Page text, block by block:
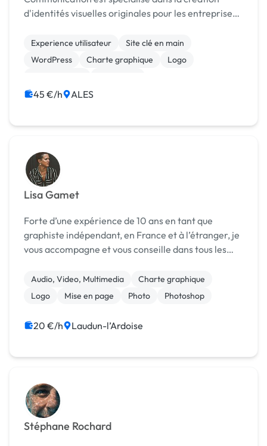
d'identités visuelles originales pour les entreprises :
Brochures, Flyers, Affiches, Papiers à lettre, Dé...
Experience utilisateur
Site clé en main
WordPress
Charte graphique
Logo
Print (flyer, plaquette, affiche...)
45 €/h ALES
Lisa Gamet
Forte d’une expérience de 10 ans en tant que
graphiste indépendant, en France et à l’étranger, je
vous accompagne et vous conseille dans tous les
conception d’identité visuelle, chartes graphiqu...
Audio, Video, Multimedia
Charte graphique
Logo
Mise en page Photo Photoshop
20 €/h Laudun-l’Ardoise
Stéphane Rochard